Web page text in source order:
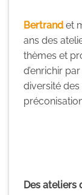
Bertrand et
ans des
thèmes et
d’enrichir
diversité
Des ateliers